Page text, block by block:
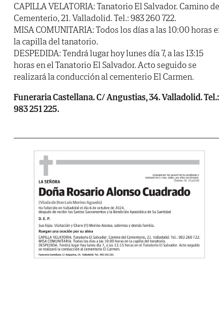
CAPILLA VELATORIA: Tanatorio El Salvador. Camino
Cementerio, 21. Valladolid. Tel.: 983 260 722.
MISA COMUNITARIA: Todos los días a las 10:00 horas
la capilla del tanatorio.
DESPEDIDA: Tendrá lugar hoy lunes día 7, a las 13:15
horas en el Tanatorio El Salvador. Acto seguido se
realizará la conducción al cementerio El Carmen.
Funeraria Castellana. C/ Angustias, 34. Valladolid. Tel.:
983 251 225.